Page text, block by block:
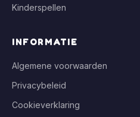
Kinderspellen
INFORMATIE
Algemene voorwaarden
Privacybeleid
Cookieverklaring